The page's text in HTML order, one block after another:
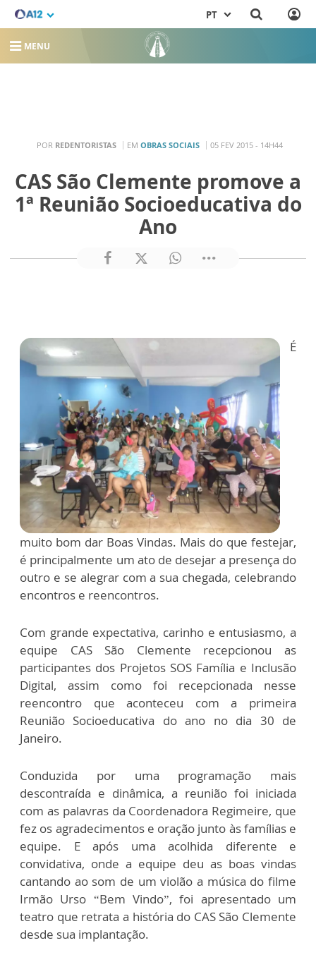
PT
MENU
POR REDENTORISTAS EM OBRAS SOCIAIS 05 FEV 2015 - 14H44
CAS São Clemente promove a
1ª Reunião Socioeducativa do
Ano
É
muito bom dar Boas Vindas. Mais do que festejar,
é principalmente um ato de desejar a presença do
outro e se alegrar com a sua chegada, celebrando
encontros e reencontros.
Com grande expectativa, carinho e entusiasmo, a
equipe CAS São Clemente recepcionou as
participantes dos Projetos SOS Família e Inclusão
Digital, assim como foi recepcionada nesse
reencontro que aconteceu com a primeira
Reunião Socioeducativa do ano no dia 30 de
Janeiro.
Conduzida por uma programação mais
descontraída e dinâmica, a reunião foi iniciada
com as palavras da Coordenadora Regimeire, que
fez os agradecimentos e oração junto às famílias e
equipe. E após uma acolhida diferente e
convidativa, onde a equipe deu as boas vindas
cantando ao som de um violão a música do filme
Irmão Urso “Bem Vindo”, foi apresentado um
teatro que retrata a história do CAS São Clemente
desde sua implantação.